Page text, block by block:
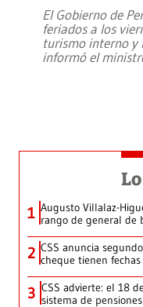
El Gobierno de
feriados a los
turismo interno y
informó el
1 Augusto Villalaz-
rango de general de
2 CSS anuncia
cheque tienen
3 CSS advierte: el 18
sistema de pensiones